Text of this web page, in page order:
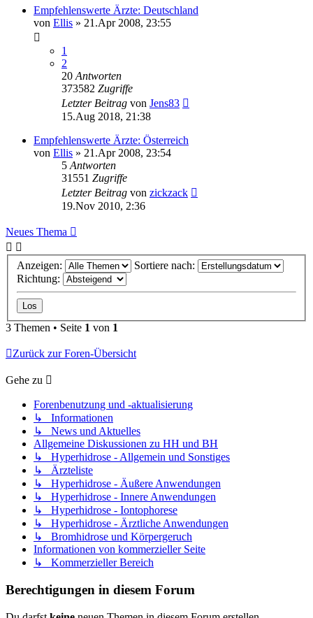
Empfehlenswerte Ärzte: Deutschland
von Ellis » 21.Apr 2008, 23:55
1
2
20 Antworten
373582 Zugriffe
Letzter Beitrag von Jens83
15.Aug 2018, 21:38
Empfehlenswerte Ärzte: Österreich
von Ellis » 21.Apr 2008, 23:54
5 Antworten
31551 Zugriffe
Letzter Beitrag von zickzack
19.Nov 2010, 2:36
Neues Thema
Anzeigen:
Sortiere nach:
Richtung:
3 Themen • Seite 1 von 1
Zurück zur Foren-Übersicht
Gehe zu
Forenbenutzung und -aktualisierung
↳ Informationen
↳ News und Aktuelles
Allgemeine Diskussionen zu HH und BH
↳ Hyperhidrose - Allgemein und Sonstiges
↳ Ärzteliste
↳ Hyperhidrose - Äußere Anwendungen
↳ Hyperhidrose - Innere Anwendungen
↳ Hyperhidrose - Iontophorese
↳ Hyperhidrose - Ärztliche Anwendungen
↳ Bromhidrose und Körpergeruch
Informationen von kommerzieller Seite
↳ Kommerzieller Bereich
Berechtigungen in diesem Forum